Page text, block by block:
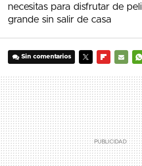
necesitas para disfrutar de
grande sin salir de casa
Sin comentarios
MAIL